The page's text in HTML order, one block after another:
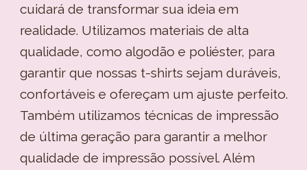
cuidará de transformar sua ideia em
realidade. Utilizamos materiais de alta
qualidade, como algodão e poliéster, para
garantir que nossas t-shirts sejam duráveis,
confortáveis ​​e ofereçam um ajuste perfeito.
Também utilizamos técnicas de impressão
de última geração para garantir a melhor
qualidade de impressão possível. Além